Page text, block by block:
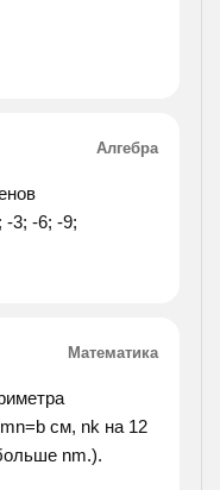
Алгебра
-3; -6; -9;
Математика
см, nk на 12
nm.).